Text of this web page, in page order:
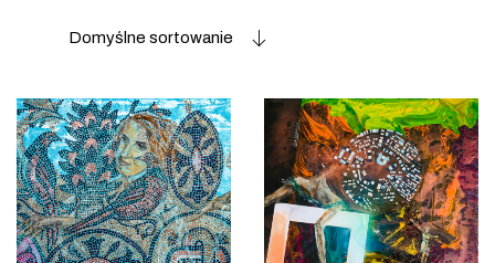
Domyślne sortowanie